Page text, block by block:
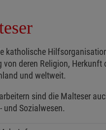
katholische
deren Religion, Herkunft
und weltweit.
sind die Malteser
und Sozialwesen.